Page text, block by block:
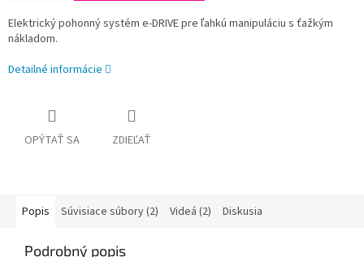
Elektrický pohonný systém e-DRIVE pre ľahkú manipuláciu s ťažkým
nákladom.
Detailné informácie
OPÝTAŤ SA ZDIEĽAŤ
Popis Súvisiace súbory (2) Videá (2) Diskusia
Podrobný popis